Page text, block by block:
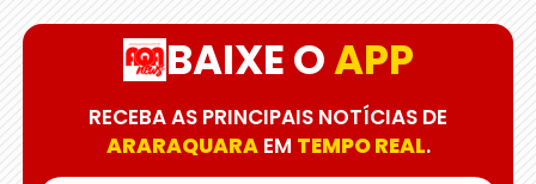
BAIXE OAPP
RECEBA AS PRINCIPAIS NOTÍCIAS DE
ARARAQUARAEM TEMPO REAL.